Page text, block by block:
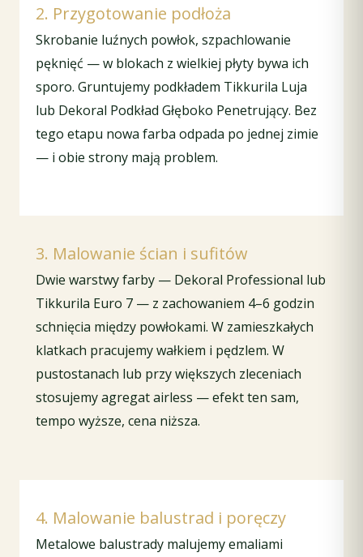
2. Przygotowanie podłoża
Skrobanie luźnych powłok, szpachlowanie
pęknięć — w blokach z wielkiej płyty bywa ich
sporo. Gruntujemy podkładem Tikkurila Luja
lub Dekoral Podkład Głęboko Penetrujący. Bez
tego etapu nowa farba odpada po jednej zimie
— i obie strony mają problem.
3. Malowanie ścian i sufitów
Dwie warstwy farby — Dekoral Professional lub
Tikkurila Euro 7 — z zachowaniem 4–6 godzin
schnięcia między powłokami. W zamieszkałych
klatkach pracujemy wałkiem i pędzlem. W
pustostanach lub przy większych zleceniach
stosujemy agregat airless — efekt ten sam,
tempo wyższe, cena niższa.
4. Malowanie balustrad i poręczy
Metalowe balustrady malujemy emaliami